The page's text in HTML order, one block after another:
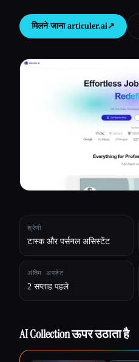
Esc
मिलने जाना articuler.ai↗︎
श्रेणी
टास्क और पर्सनल असिस्टेंट
अंतिम अपडेट
2 सप्ताह पहले
AI Collection ऊपर उठाता है